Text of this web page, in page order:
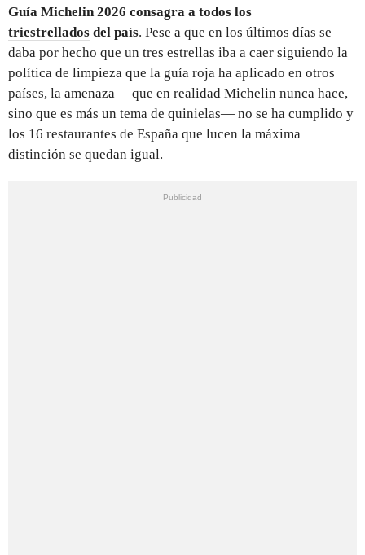
Guía Michelin 2026 consagra a todos los
triestrellados del país. Pese a que en los últimos días se
daba por hecho que un tres estrellas iba a caer siguiendo la
política de limpieza que la guía roja ha aplicado en otros
países, la amenaza —que en realidad Michelin nunca hace,
sino que es más un tema de quinielas— no se ha cumplido y
los 16 restaurantes de España que lucen la máxima
distinción se quedan igual.